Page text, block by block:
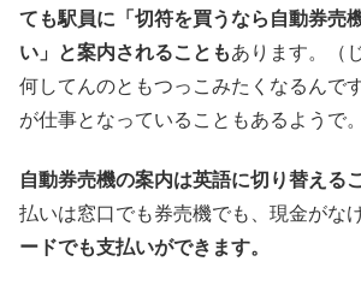
ても駅員に「切符を買うなら自動券売
い」と案内されることもあります。（
何してんのともつっこみたくなるんで
が仕事となっていることもあるようで。
自動券売機の案内は英語に切り替える
払いは窓口でも券売機でも、現金がな
ードでも支払いができます。